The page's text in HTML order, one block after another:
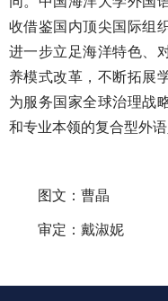
收借鉴国内顶尖国际组
进一步立足海洋特色、
养模式改革，不断拓展
为服务国家全球治理战
和专业本领的复合型外语
图文：曹晶
审定：戴淑妮